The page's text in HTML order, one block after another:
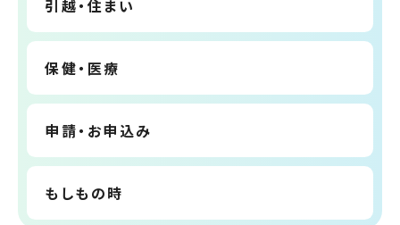
引越・住まい
保健・医療
申請・お申込み
もしもの時